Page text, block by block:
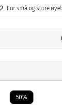
For små og store
50%